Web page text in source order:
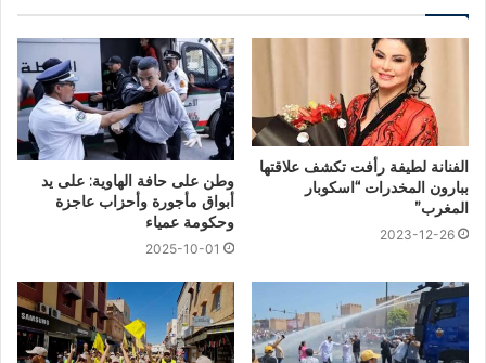
الفنانة لطيفة رأفت تكشف علاقتها
ببارون المخدرات “اسكوبار
المغرب”
2023-12-26
وطن على حافة الهاوية: على يد
أبواق مأجورة وأحزاب عاجزة
وحكومة عمياء
2025-10-01